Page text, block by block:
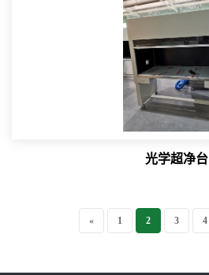
光学超净台
« 1 2 3 4